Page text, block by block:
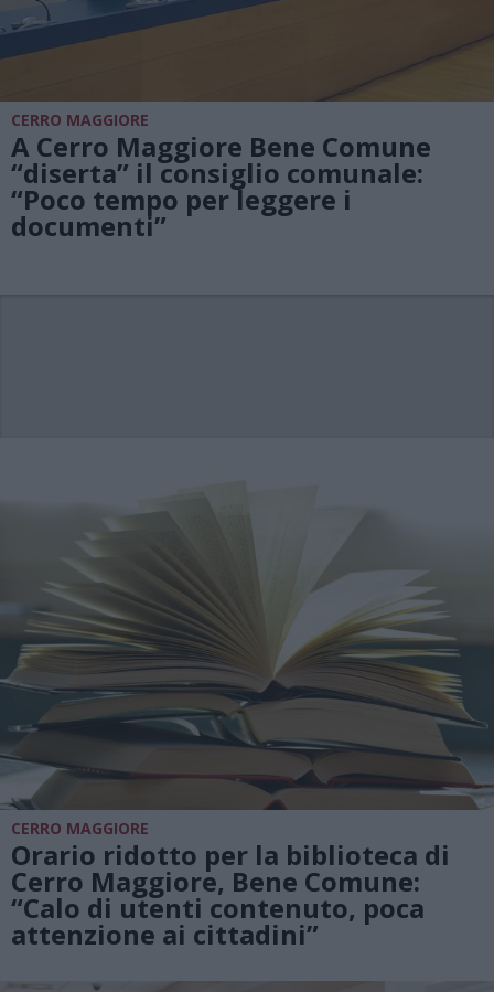
CERRO MAGGIORE
A Cerro Maggiore Bene Comune
“diserta” il consiglio comunale:
“Poco tempo per leggere i
documenti”
CERRO MAGGIORE
Orario ridotto per la biblioteca di
Cerro Maggiore, Bene Comune:
“Calo di utenti contenuto, poca
attenzione ai cittadini”